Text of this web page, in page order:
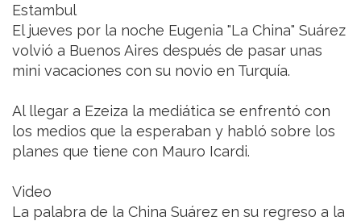
Estambul
El jueves por la noche Eugenia "La China" Suárez
volvió a Buenos Aires después de pasar unas
mini vacaciones con su novio en Turquía.
Al llegar a Ezeiza la mediática se enfrentó con
los medios que la esperaban y habló sobre los
planes que tiene con Mauro Icardi.
Video
La palabra de la China Suárez en su regreso a la